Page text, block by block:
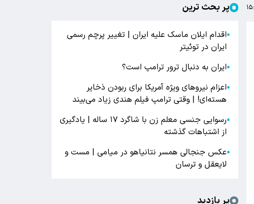
پر بحث ترین
●اقدام ایلان ماسک علیه ایران | تغییر پرچم رسمی
ایران در توئیتر
●ایران به دنبال ترور ترامپ است؟
●اعزام نیروهای ویژه آمریکا برای ربودن ذخایر
هسته‌ای! | وقتی ترامپ فیلم هندی زیاد می‌بیند
●
رسوایی جنسی معلم زن با شاگرد ۱۷ ساله | یادگیری
از اشتباهات گذشته
●عکس جنجالی همسر نتانیاهو در میامی | مست و
لایعقل و ترسان
پر بازدید